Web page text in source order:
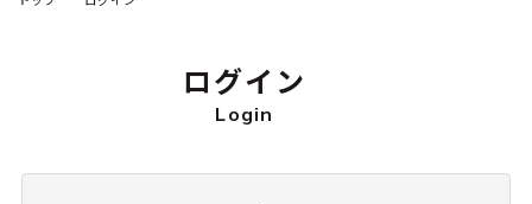
ログイン
Login